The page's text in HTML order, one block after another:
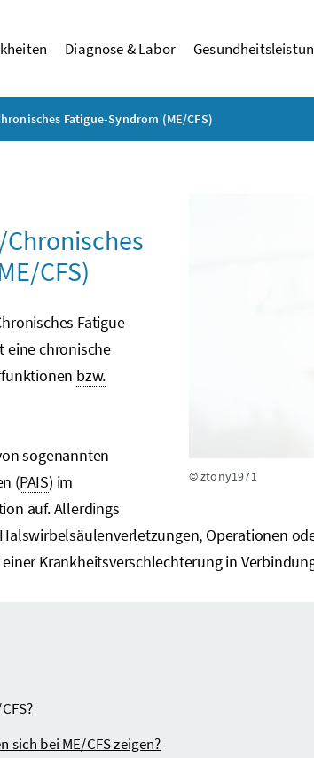
Diagnose & Labor
Fatigue-Syndrom (ME/CFS)
© ztony1971
CFS)
Fatigue-
eine chronische
bzw.
sogenannten
(PAIS) im
auf. Allerdings
Operationen
Krankheitsverschlechterung in
sich bei ME/CFS zeigen?